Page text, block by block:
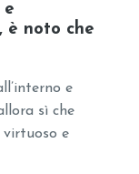
e
è noto che
e
sì che
virtuoso e